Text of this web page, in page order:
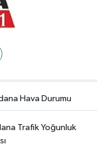
Hava Durumu
Trafik Yoğunluk